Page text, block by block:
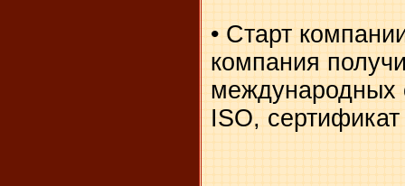
• Старт
компания
международных
ISO,